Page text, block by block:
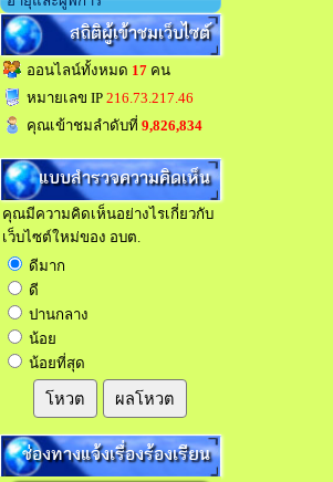
สถิติผู้เข้าชมเว็บไซต์
ออนไลน์ทั้งหมด 17 คน
หมายเลข IP 216.73.217.46
คุณเข้าชมลำดับที่ 9,826,834
แบบสำรวจความคิดเห็น
คุณมีความคิดเห็นอย่างไรเกี่ยวกับ
เว็บไซต์ใหม่ของ อบต.
ดีมาก
ดี
ปานกลาง
น้อย
น้อยที่สุด
โหวต ผลโหวต
ช่องทางแจ้งเรื่องร้องเรียน